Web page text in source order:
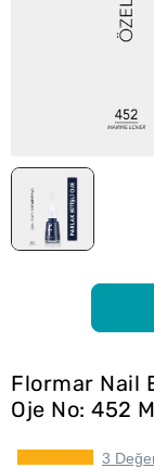
Flormar Nail
Oje No: 452
3